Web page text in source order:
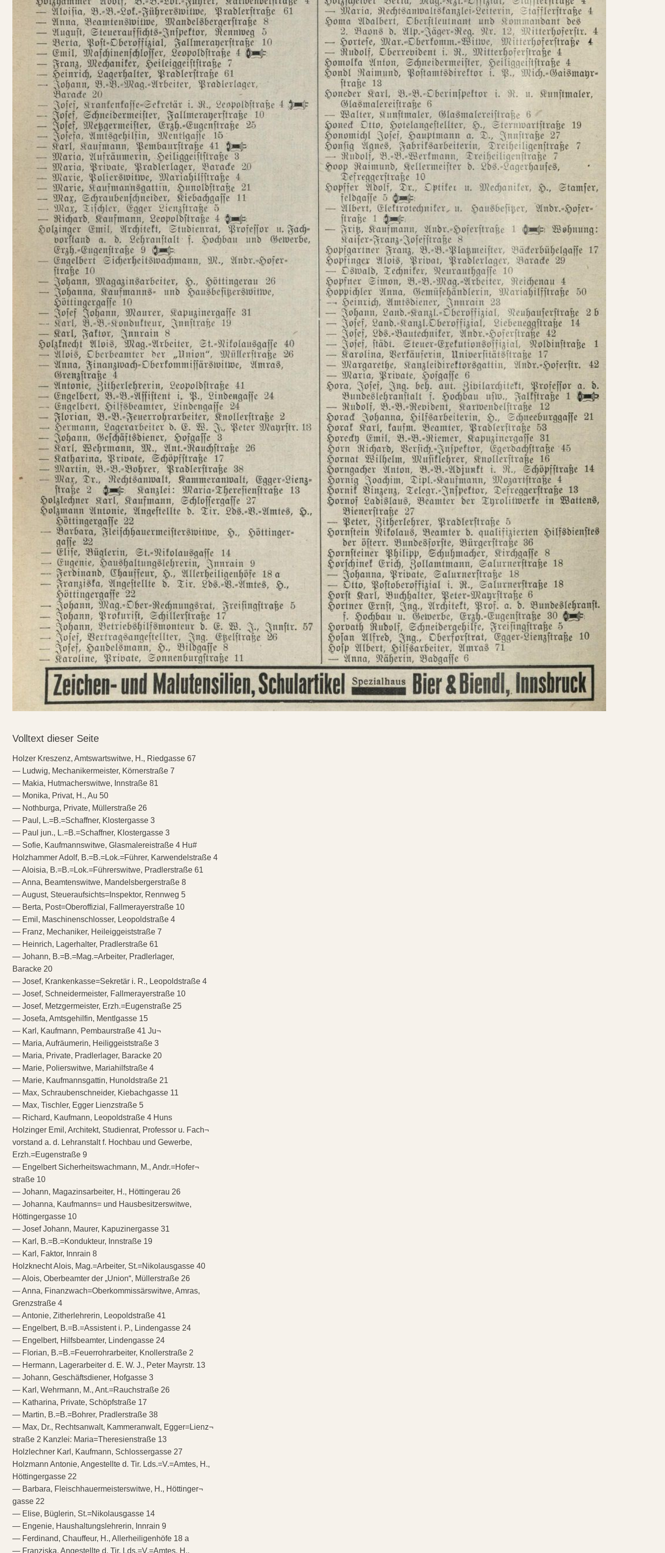
Volltext dieser Seite
Holzer Kreszenz, Amtswartswitwe, H., Riedgasse 67
— Ludwig, Mechanikermeister, Körnerstraße 7
— Makia, Hutmacherswitwe, Innstraße 81
— Monika, Privat, H., Au 50
— Nothburga, Private, Müllerstraße 26
— Paul, L.=B.=Schaffner, Klostergasse 3
— Paul jun., L.=B.=Schaffner, Klostergasse 3
— Sofie, Kaufmannswitwe, Glasmalereistraße 4 Hu#
Holzhammer Adolf, B.=B.=Lok.=Führer, Karwendelstraße 4
— Aloisia, B.=B.=Lok.=Führerswitwe, Pradlerstraße 61
— Anna, Beamtenswitwe, Mandelsbergerstraße 8
— August, Steueraufsichts=Inspektor, Rennweg 5
— Berta, Post=Oberoffizial, Fallmerayerstraße 10
— Emil, Maschinenschlosser, Leopoldstraße 4
— Franz, Mechaniker, Heileiggeiststraße 7
— Heinrich, Lagerhalter, Pradlerstraße 61
— Johann, B.=B.=Mag.=Arbeiter, Pradlerlager,
Baracke 20
— Josef, Krankenkasse=Sekretär i. R., Leopoldstraße 4
— Josef, Schneidermeister, Fallmerayerstraße 10
— Josef, Metzgermeister, Erzh.=Eugenstraße 25
— Josefa, Amtsgehilfin, Mentlgasse 15
— Karl, Kaufmann, Pembaurstraße 41 Ju¬
— Maria, Aufräumerin, Heiliggeiststraße 3
— Maria, Private, Pradlerlager, Baracke 20
— Marie, Polierswitwe, Mariahilfstraße 4
— Marie, Kaufmannsgattin, Hunoldstraße 21
— Max, Schraubenschneider, Kiebachgasse 11
— Max, Tischler, Egger Lienzstraße 5
— Richard, Kaufmann, Leopoldstraße 4 Huns
Holzinger Emil, Architekt, Studienrat, Professor u. Fach¬
vorstand a. d. Lehranstalt f. Hochbau und Gewerbe,
Erzh.=Eugenstraße 9
— Engelbert Sicherheitswachmann, M., Andr.=Hofer¬
straße 10
— Johann, Magazinsarbeiter, H., Höttingerau 26
— Johanna, Kaufmanns= und Hausbesitzerswitwe,
Höttingergasse 10
— Josef Johann, Maurer, Kapuzinergasse 31
— Karl, B.=B.=Kondukteur, Innstraße 19
— Karl, Faktor, Innrain 8
Holzknecht Alois, Mag.=Arbeiter, St.=Nikolausgasse 40
— Alois, Oberbeamter der „Union“, Müllerstraße 26
— Anna, Finanzwach=Oberkommissärswitwe, Amras,
Grenzstraße 4
— Antonie, Zitherlehrerin, Leopoldstraße 41
— Engelbert, B.=B.=Assistent i. P., Lindengasse 24
— Engelbert, Hilfsbeamter, Lindengasse 24
— Florian, B.=B.=Feuerrohrarbeiter, Knollerstraße 2
— Hermann, Lagerarbeiter d. E. W. J., Peter Mayrstr. 13
— Johann, Geschäftsdiener, Hofgasse 3
— Karl, Wehrmann, M., Ant.=Rauchstraße 26
— Katharina, Private, Schöpfstraße 17
— Martin, B.=B.=Bohrer, Pradlerstraße 38
— Max, Dr., Rechtsanwalt, Kammeranwalt, Egger=Lienz¬
straße 2 Kanzlei: Maria=Theresienstraße 13
Holzlechner Karl, Kaufmann, Schlossergasse 27
Holzmann Antonie, Angestellte d. Tir. Lds.=V.=Amtes, H.,
Höttingergasse 22
— Barbara, Fleischhauermeisterswitwe, H., Höttinger¬
gasse 22
— Elise, Büglerin, St.=Nikolausgasse 14
— Engenie, Haushaltungslehrerin, Innrain 9
— Ferdinand, Chauffeur, H., Allerheiligenhöfe 18 a
— Franziska, Angestellte d. Tir. Lds.=V.=Amtes, H.,